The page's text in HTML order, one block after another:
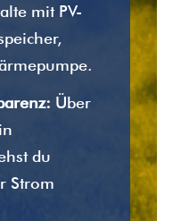
mit PV-
Über
du
Strom